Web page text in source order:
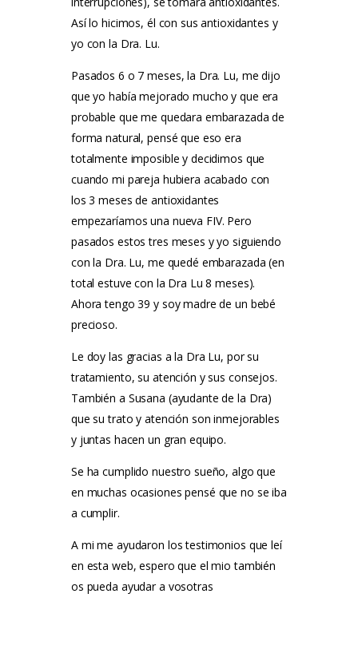
Así lo hicimos, él con sus antioxidantes y
yo con la Dra. Lu.
Pasados 6 o 7 meses, la Dra. Lu, me dijo
que yo había mejorado mucho y que era
probable que me quedara embarazada de
forma natural, pensé que eso era
totalmente imposible y decidimos que
cuando mi pareja hubiera acabado con
los 3 meses de antioxidantes
empezaríamos una nueva FIV. Pero
pasados estos tres meses y yo siguiendo
con la Dra. Lu, me quedé embarazada (en
total estuve con la Dra Lu 8 meses).
Ahora tengo 39 y soy madre de un bebé
precioso.
Le doy las gracias a la Dra Lu, por su
tratamiento, su atención y sus consejos.
También a Susana (ayudante de la Dra)
que su trato y atención son inmejorables
y juntas hacen un gran equipo.
Se ha cumplido nuestro sueño, algo que
en muchas ocasiones pensé que no se iba
a cumplir.
A mi me ayudaron los testimonios que leí
en esta web, espero que el mio también
os pueda ayudar a vosotras